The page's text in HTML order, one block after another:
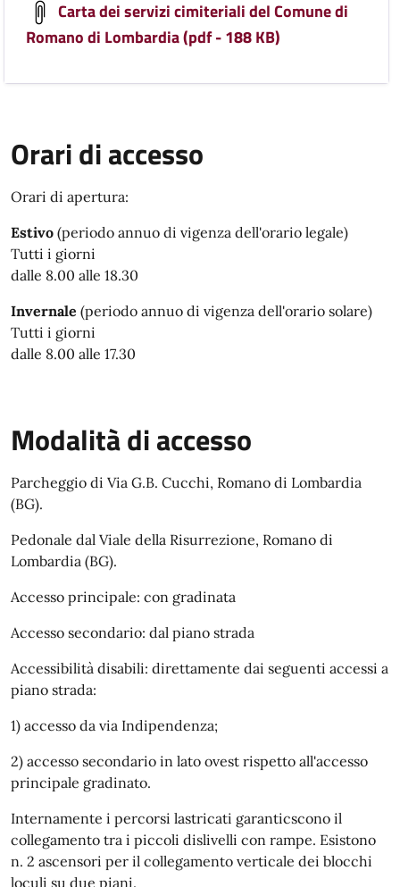
Carta dei servizi cimiteriali del Comune di
Romano di Lombardia (pdf - 188 KB)
Orari di accesso
Orari di apertura:
Estivo (periodo annuo di vigenza dell'orario legale)
Tutti i giorni
dalle 8.00 alle 18.30
Invernale (periodo annuo di vigenza dell'orario solare)
Tutti i giorni
dalle 8.00 alle 17.30
Modalità di accesso
Parcheggio di Via G.B. Cucchi, Romano di Lombardia
(BG).
Pedonale dal Viale della Risurrezione, Romano di
Lombardia (BG).
Accesso principale: con gradinata
Accesso secondario: dal piano strada
Accessibilità disabili: direttamente dai seguenti accessi a
piano strada:
1) accesso da via Indipendenza;
2) accesso secondario in lato ovest rispetto all'accesso
principale gradinato.
Internamente i percorsi lastricati garanticscono il
collegamento tra i piccoli dislivelli con rampe. Esistono
n. 2 ascensori per il collegamento verticale dei blocchi
loculi su due piani.